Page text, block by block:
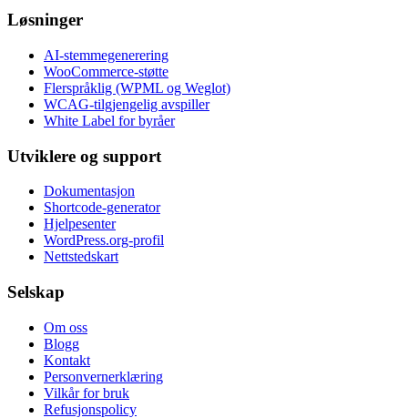
Løsninger
AI-stemmegenerering
WooCommerce-støtte
Flerspråklig (WPML og Weglot)
WCAG-tilgjengelig avspiller
White Label for byråer
Utviklere og support
Dokumentasjon
Shortcode-generator
Hjelpesenter
WordPress.org-profil
Nettstedskart
Selskap
Om oss
Blogg
Kontakt
Personvernerklæring
Vilkår for bruk
Refusjonspolicy